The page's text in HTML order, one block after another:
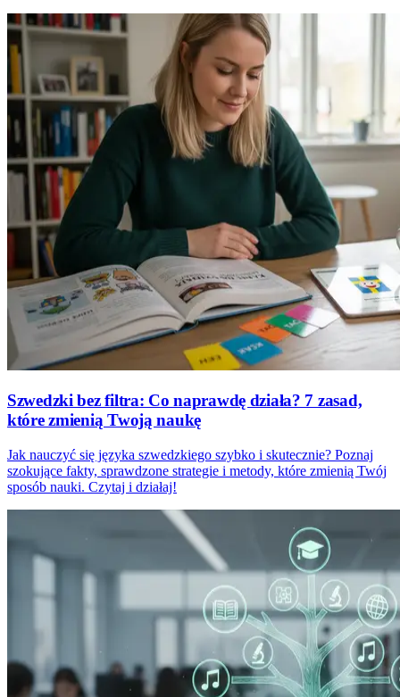
Szwedzki bez filtra: Co naprawdę działa? 7 zasad,
które zmienią Twoją naukę
Jak nauczyć się języka szwedzkiego szybko i skutecznie? Poznaj
szokujące fakty, sprawdzone strategie i metody, które zmienią Twój
sposób nauki. Czytaj i działaj!